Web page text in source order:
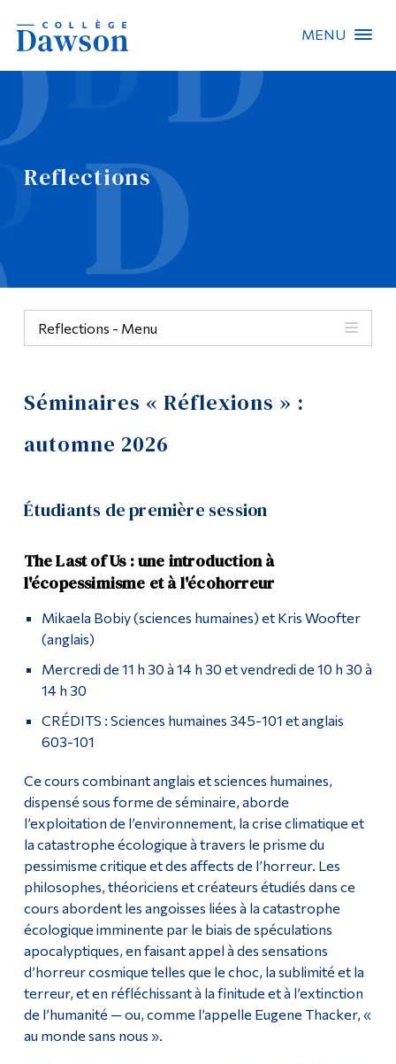
MENU
Reflections
Reflections - Menu
Témoignages étudiants
FAQ
Séminaires « Réflexions » :
automne 2026
Étudiants de première session
The Last of Us : une introduction à
l'écopessimisme et à l'écohorreur
Mikaela Bobiy (sciences humaines) et Kris Woofter
(anglais)
Mercredi de 11 h 30 à 14 h 30 et vendredi de 10 h 30 à
14 h 30
CRÉDITS : Sciences humaines 345-101 et anglais
603-101
Ce cours combinant anglais et sciences humaines,
dispensé sous forme de séminaire, aborde
l’exploitation de l’environnement, la crise climatique et
la catastrophe écologique à travers le prisme du
pessimisme critique et des affects de l’horreur. Les
philosophes, théoriciens et créateurs étudiés dans ce
cours abordent les angoisses liées à la catastrophe
écologique imminente par le biais de spéculations
apocalyptiques, en faisant appel à des sensations
d’horreur cosmique telles que le choc, la sublimité et la
terreur, et en réfléchissant à la finitude et à l’extinction
de l’humanité — ou, comme l’appelle Eugene Thacker, «
au monde sans nous ».
Recherche sur le site
Recherche de personnes
Omnivox
Informations
Menu principal
Formation continue
Qui vous êtes
Corps enseignant et
personnel administratif
Diplômé·es et visiteur·euses